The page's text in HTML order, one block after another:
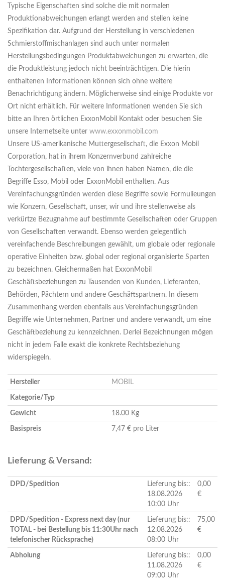
Typische Eigenschaften sind solche die mit normalen
Produktionabweichungen erlangt werden and stellen keine
Spezifikation dar. Aufgrund der Herstellung in verschiedenen
Schmierstoffmischanlagen sind auch unter normalen
Herstellungsbedingungen Produktabweichungen zu erwarten, die
die Produktleistung jedoch nicht beeinträchtigen. Die hierin
enthaltenen Informationen können sich ohne weitere
Benachrichtigung ändern. Möglicherweise sind einige Produkte vor
Ort nicht erhältlich. Für weitere Informationen wenden Sie sich
bitte an Ihren örtlichen ExxonMobil Kontakt oder besuchen Sie
unsere Internetseite unter www.exxonmobil.com
Unsere US-amerikanische Muttergesellschaft, die Exxon Mobil
Corporation, hat in ihrem Konzernverbund zahlreiche
Tochtergesellschaften, viele von ihnen haben Namen, die die
Begriffe Esso, Mobil oder ExxonMobil enthalten. Aus
Vereinfachungsgründen werden diese Begriffe sowie Formulieungen
wie Konzern, Gesellschaft, unser, wir und ihre stellenweise als
verkürtze Bezugnahme auf bestimmte Gesellschaften oder Gruppen
von Gesellschaften verwandt. Ebenso werden gelegentlich
vereinfachende Beschreibungen gewählt, um globale oder regionale
operative Einheiten bzw. global oder regional organisierte Sparten
zu bezeichnen. Gleichermaßen hat ExxonMobil
Geschäftsbeziehungen zu Tausenden von Kunden, Lieferanten,
Behörden, Pächtern und andere Geschäftspartnern. In diesem
Zusammenhang werden ebenfalls aus Vereinfachungsgründen
Begriffe wie Unternehmen, Partner und andere verwandt, um eine
Geschäftbeziehung zu kennzeichnen. Derlei Bezeichnungen mögen
nicht in jedem Falle exakt die konkrete Rechtsbeziehung
widerspiegeln.
Hersteller MOBIL
Kategorie/Typ
Gewicht 18.00 Kg
Basispreis 7,47 € pro Liter
Lieferung & Versand:
DPD/Spedition
Lieferung bis::
18.08.2026
10:00 Uhr
0,00
€
DPD/Spedition - Express next day (nur
TOTAL - bei Bestellung bis 11:30Uhr nach
telefonischer Rücksprache)
Lieferung bis::
12.08.2026
08:00 Uhr
75,00
€
Abholung
Lieferung bis::
11.08.2026
09:00 Uhr
0,00
€